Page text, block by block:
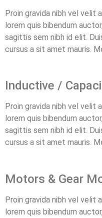
Proin gravida nibh vel velit
lorem quis bibendum
sagittis sem nibh id elit.
cursus a sit amet mauris.
Inductive /
Proin gravida nibh vel velit
lorem quis bibendum
sagittis sem nibh id elit.
cursus a sit amet mauris.
Motors & Gear
Proin gravida nibh vel velit
lorem quis bibendum